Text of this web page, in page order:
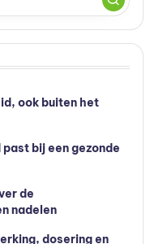
ook buiten het
past bij een gezonde
de
nadelen
dosering en